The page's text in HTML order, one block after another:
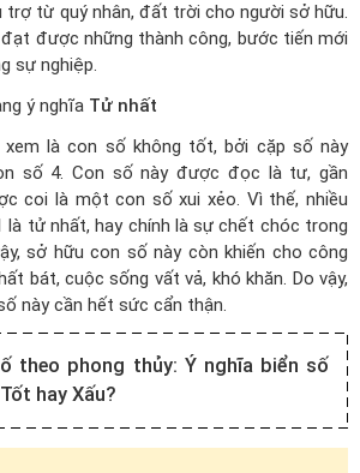
trợ từ quý nhân, đất trời cho người sở hữu.
được những thành công, bước tiến mới
sự nghiệp.
ý nghĩa Tử nhất
là con số không tốt, bởi cặp số này
số 4. Con số này được đọc là tư, gần
coi là một con số xui xẻo. Vì thế, nhiều
là tử nhất, hay chính là sự chết chóc trong
sở hữu con số này còn khiến cho công
bát, cuộc sống vất vả, khó khăn. Do vậy,
này cần hết sức cẩn thận.
theo phong thủy: Ý nghĩa biển số
hay Xấu?